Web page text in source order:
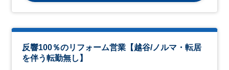
反響100％のリフォーム営業【越谷/ノルマ・転居
を伴う転勤無し】